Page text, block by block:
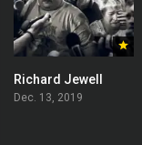
Richard Jewell
Dec. 13, 2019